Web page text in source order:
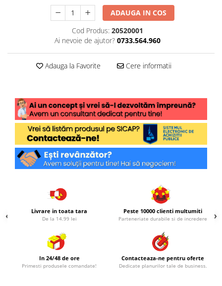
ADAUGA IN COS
Cod Produs: 20520001
Ai nevoie de ajutor? 0733.564.960
Adauga la Favorite Cere informatii
Livrare in toata tara
De la 14.99 lei
Peste 10000 clienti multumiti
Parteneriate durabile si de incredere
In 24/48 de ore
Primesti produsele comandate!
Contacteaza-ne pentru oferte
Dedicate planurilor tale de business.